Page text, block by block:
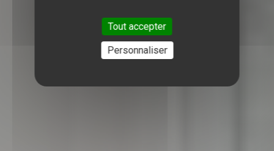
Tout accepter
Personnaliser